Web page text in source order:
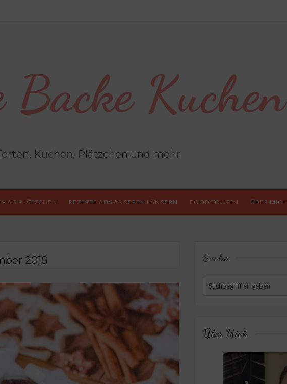
Backe Kuchen
Kuchen, Plätzchen und mehr
PLÄTZCHEN REZEPTE AUS ANDEREN LÄNDERN FOOD TOUREN ÜBER MICH
2018 Suche
Über Mich